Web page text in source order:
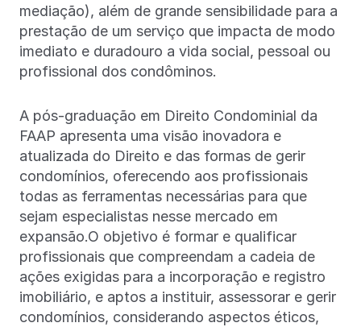
mediação), além de grande sensibilidade para a
prestação de um serviço que impacta de modo
imediato e duradouro a vida social, pessoal ou
profissional dos condôminos.
A pós-graduação em Direito Condominial da
FAAP apresenta uma visão inovadora e
atualizada do Direito e das formas de gerir
condomínios, oferecendo aos profissionais
todas as ferramentas necessárias para que
sejam especialistas nesse mercado em
expansão.O objetivo é formar e qualificar
profissionais que compreendam a cadeia de
ações exigidas para a incorporação e registro
imobiliário, e aptos a instituir, assessorar e gerir
condomínios, considerando aspectos éticos,